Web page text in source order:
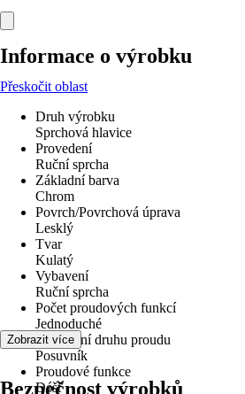
Informace o výrobku
Přeskočit oblast
Druh výrobku
Sprchová hlavice
Provedení
Ruční sprcha
Základní barva
Chrom
Povrch/Povrchová úprava
Lesklý
Tvar
Kulatý
Vybavení
Ruční sprcha
Počet proudových funkcí
Jednoduché
Nastavení druhu proudu
Posuvník
Proudové funkce
Déšť
Zobrazit více
Bezpečnost výrobků